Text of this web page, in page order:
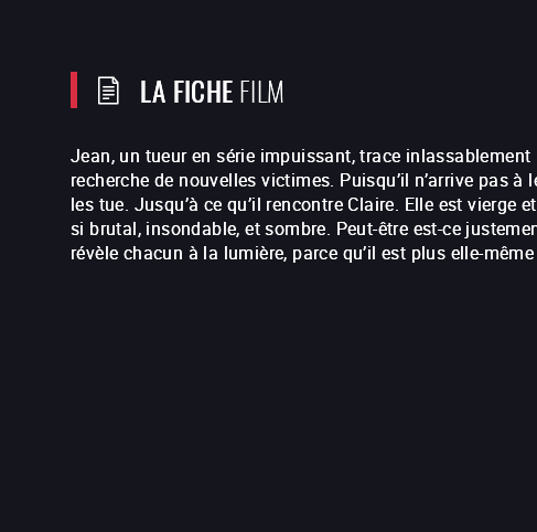
LA FICHEFILM
Jean, un tueur en série impuissant, trace
recherche de nouvelles victimes. Puisqu’il n’arrive pas
les tue. Jusqu’à ce qu’il rencontre Claire. Elle est vierge
si brutal, insondable, et sombre. Peut-être est-ce
révèle chacun à la lumière, parce qu’il est plus elle-